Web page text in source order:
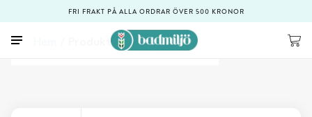
FRI FRAKT PÅ ALLA ORDRAR ÖVER 500 KRONOR
/ Produkt Längd / 100 cm